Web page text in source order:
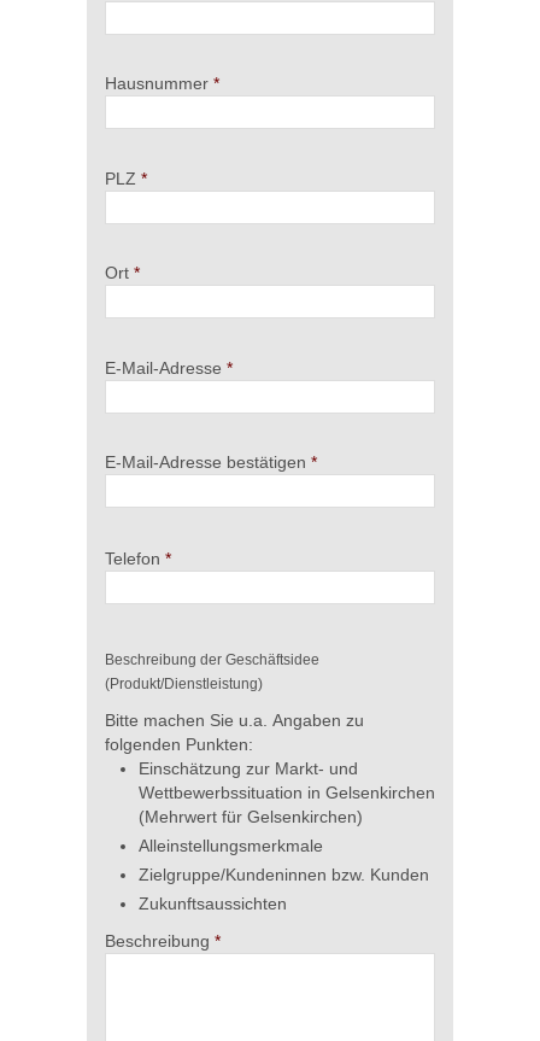
Hausnummer
PLZ
Ort
E-Mail-Adresse
E-Mail-Adresse bestätigen
Telefon
Beschreibung der Geschäftsidee
(Produkt/Dienstleistung)
Bitte machen Sie u.a. Angaben zu
folgenden Punkten:
Einschätzung zur Markt- und
Wettbewerbssituation in Gelsenkirchen
(Mehrwert für Gelsenkirchen)
Alleinstellungsmerkmale
Zielgruppe/Kundeninnen bzw. Kunden
Zukunftsaussichten
Beschreibung